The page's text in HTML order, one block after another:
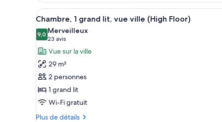
lit
type
de
chambre
Chambre,
très
grand
lit
Afficher
toutes
les
photos
pour
ce
type
de
chambre :
Chambre,
Une chambre d’hôtel au
3
Chambre, 1 grand lit, vue ville (High Floor)
9,09,0 sur 10
Merveilleux
23 avis
(23 avis)
Vue sur la ville
29 m²
2 personnes
1 grand lit
Wi-Fi gratuit
Plus de détails
Plus